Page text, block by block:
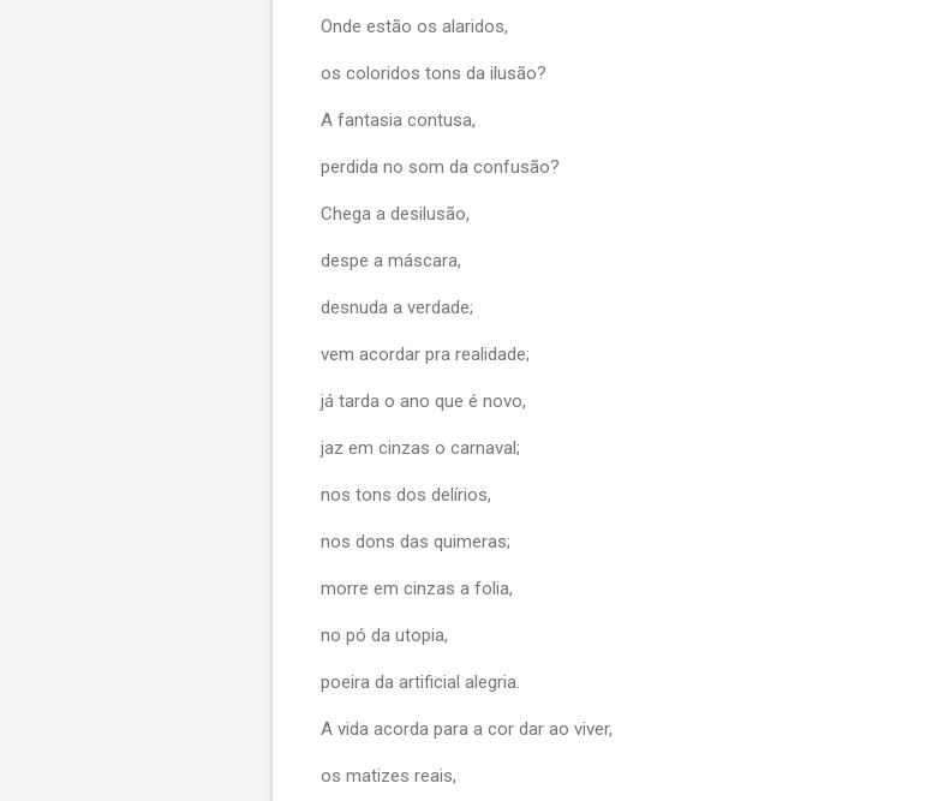
Onde estão os alaridos,
os coloridos tons da ilusão?
A fantasia contusa,
perdida no som da confusão?
Chega a desilusão,
despe a máscara,
desnuda a verdade;
vem acordar pra realidade;
já tarda o ano que é novo,
jaz em cinzas o carnaval;
nos tons dos delírios,
nos dons das quimeras;
morre em cinzas a folia,
no pó da utopia,
poeira da artificial alegria.
A vida acorda para a cor dar ao viver,
os matizes reais,